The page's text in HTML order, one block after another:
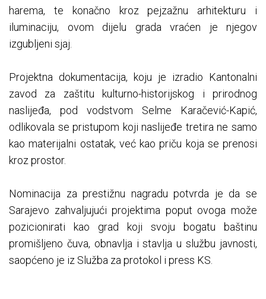
harema, te konačno kroz pejzažnu arhitekturu i
iluminaciju, ovom dijelu grada vraćen je njegov
izgubljeni sjaj.
Projektna dokumentacija, koju je izradio Kantonalni
zavod za zaštitu kulturno-historijskog i prirodnog
naslijeđa, pod vodstvom Selme Karačević-Kapić,
odlikovala se pristupom koji naslijeđe tretira ne samo
kao materijalni ostatak, već kao priču koja se prenosi
kroz prostor.
Nominacija za prestižnu nagradu potvrda je da se
Sarajevo zahvaljujući projektima poput ovoga može
pozicionirati kao grad koji svoju bogatu baštinu
promišljeno čuva, obnavlja i stavlja u službu javnosti,
saopćeno je iz Služba za protokol i press KS.